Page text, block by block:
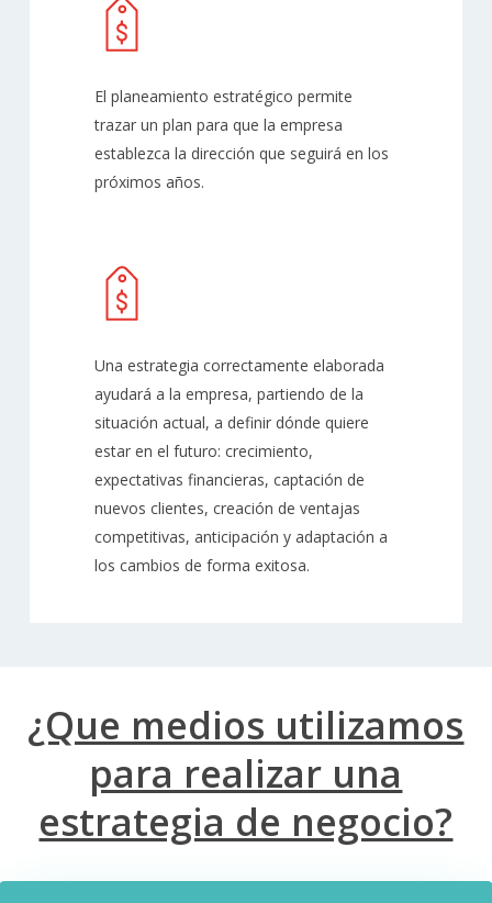
El planeamiento estratégico permite
trazar un plan para que la empresa
establezca la dirección que seguirá en los
próximos años.
Una estrategia correctamente elaborada
ayudará a la empresa, partiendo de la
situación actual, a definir dónde quiere
estar en el futuro: crecimiento,
expectativas financieras, captación de
nuevos clientes, creación de ventajas
competitivas, anticipación y adaptación a
los cambios de forma exitosa.
¿Que medios utilizamos
para realizar una
estrategia de negocio?